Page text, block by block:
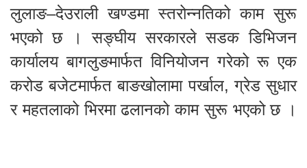
लुलाङ–देउराली खण्डमा स्तरोन्नतिको काम सुरू
भएको छ । सङ्घीय सरकारले सडक डिभिजन
कार्यालय बागलुङमार्फत विनियोजन गरेको रू एक
करोड बजेटमार्फत बाङखोलामा पर्खाल, ग्रेड सुधार
र महतलाको भिरमा ढलानको काम सुरू भएको छ ।